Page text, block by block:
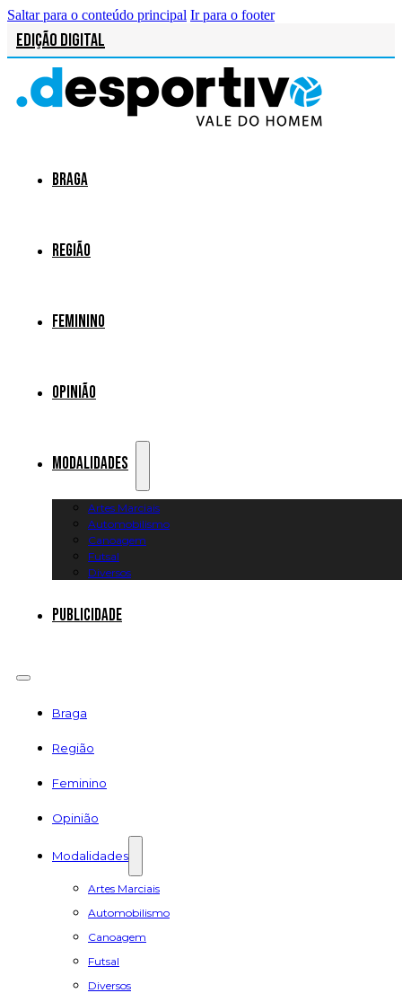
Saltar para o conteúdo principal Ir para o footer
Edição Digital
Braga
Região
Feminino
Opinião
Modalidades
Artes Marciais
Automobilismo
Canoagem
Futsal
Diversos
Publicidade
Braga
Região
Feminino
Opinião
Modalidades
Artes Marciais
Automobilismo
Canoagem
Futsal
Diversos